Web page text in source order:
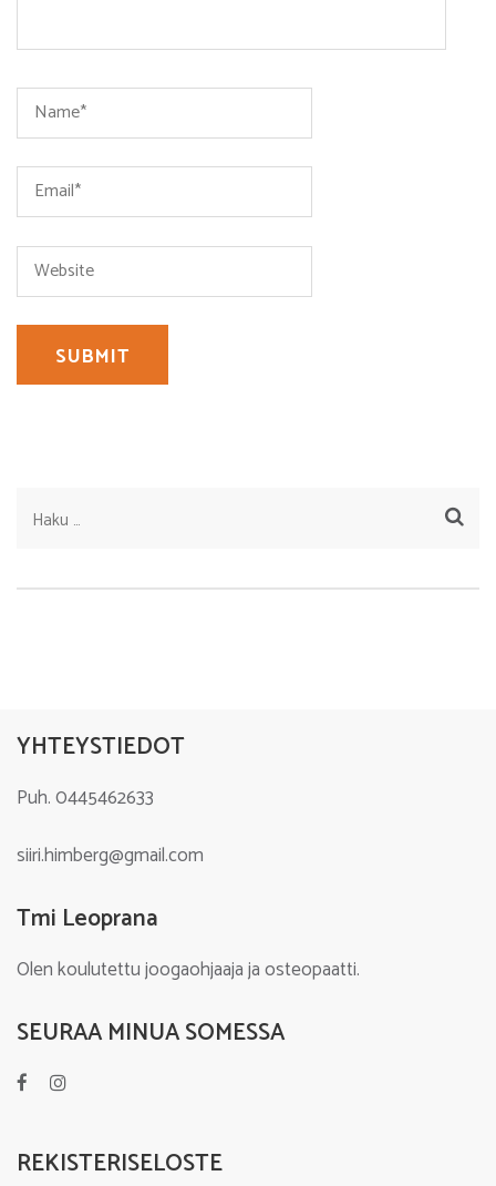
Haku:
YHTEYSTIEDOT
Puh. 0445462633
siiri.himberg@gmail.com
Tmi Leoprana
Olen koulutettu joogaohjaaja ja osteopaatti.
SEURAA MINUA SOMESSA
REKISTERISELOSTE